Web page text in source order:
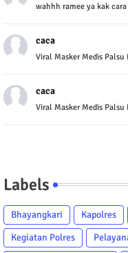
wahhh ramee ya kak
caca
Viral Masker Medis Palsu
caca
Viral Masker Medis Palsu
Labels
Bhayangkari Kapolres
Kegiatan Polres